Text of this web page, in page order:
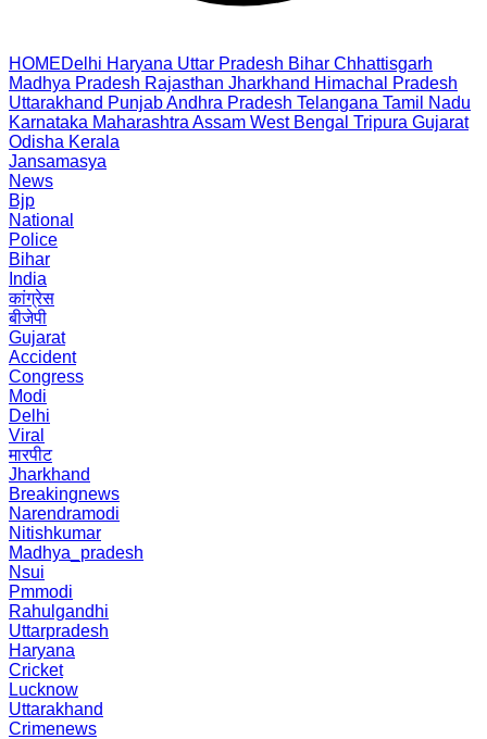
HOMEDelhi Haryana Uttar Pradesh Bihar Chhattisgarh
Madhya Pradesh Rajasthan Jharkhand Himachal Pradesh
Uttarakhand PunjabAndhra Pradesh Telangana Tamil Nadu
Karnataka Maharashtra Assam West Bengal Tripura Gujarat
Odisha Kerala
Jansamasya
News
Bjp
National
Police
Bihar
India
कांग्रेस
बीजेपी
Gujarat
Accident
Congress
Modi
Delhi
Viral
मारपीट
Jharkhand
Breakingnews
Narendramodi
Nitishkumar
Madhya_pradesh
Nsui
Pmmodi
Rahulgandhi
Uttarpradesh
Haryana
Cricket
Lucknow
Uttarakhand
Crimenews